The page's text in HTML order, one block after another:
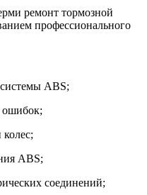
ремонт тормозной
профессионального
ABS;
ошибок;
колес;
ABS;
соединений;